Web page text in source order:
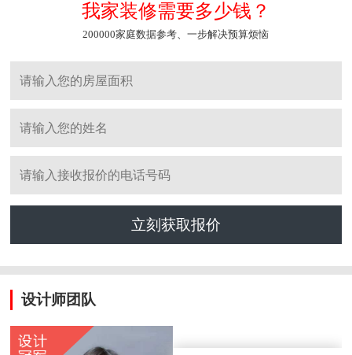
我家装修需要多少钱？
200000家庭数据参考、一步解决预算烦恼
立刻获取报价
设计师团队